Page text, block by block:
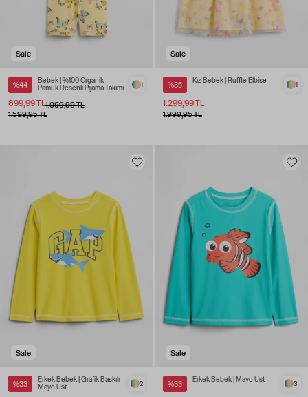
Sale
%44
Bebek | %100 Organik
Pamuk Desenli Pijama Takımı
1.099,99 TL
899,99 TL
1
1.599,95 TL
Sale
%35
Kız Bebek | Ruffle Elbise
1.299,99 TL
1
1.999,95 TL
Sale
%33
Erkek Bebek | Grafik Baskılı
Mayo Üst
2
Sale
%33
Erkek Bebek | Mayo Üst
3